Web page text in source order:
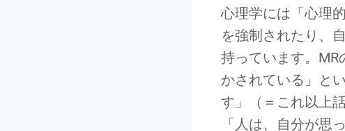
心理学には「心理
を強制されたり、
持っています。
かされている」と
す」（＝これ以上
「人は、自分が思